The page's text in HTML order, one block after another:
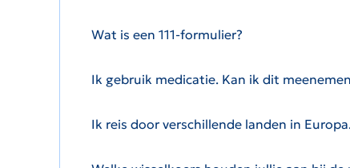
Wat is een 111-formulier?
Ik gebruik medicatie. Kan ik dit
Ik reis door verschillende landen in